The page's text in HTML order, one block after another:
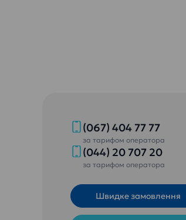
(067) 404 77 77
за тарифом оператора
(044) 20 707 20
за тарифом оператора
Швидке замовлення